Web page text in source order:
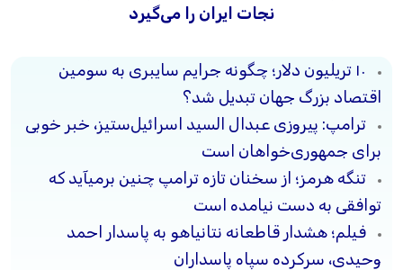
نجات ایران را می‌گیرد
۱۰ تریلیون دلار؛ چگونه جرایم سایبری به سومین
اقتصاد بزرگ جهان تبدیل شد؟
ترامپ: پیروزی عبدال السید اسرائیل‌ستیز، خبر خوبی
برای جمهوری‌خواهان است
تنگه هرمز؛ از سخنان تازه ترامپ چنین برمیآید که
توافقی به دست نیامده است
فیلم؛ هشدار قاطعانه نتانیاهو به پاسدار احمد
وحیدی، سرکرده سپاه پاسداران